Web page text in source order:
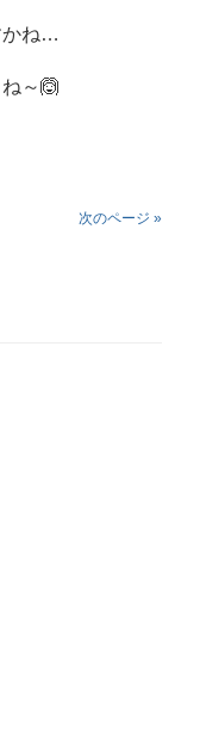
かね…
～🙆
次のページ »